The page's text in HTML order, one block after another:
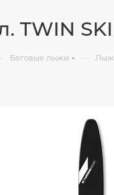
Беговые лыжи —